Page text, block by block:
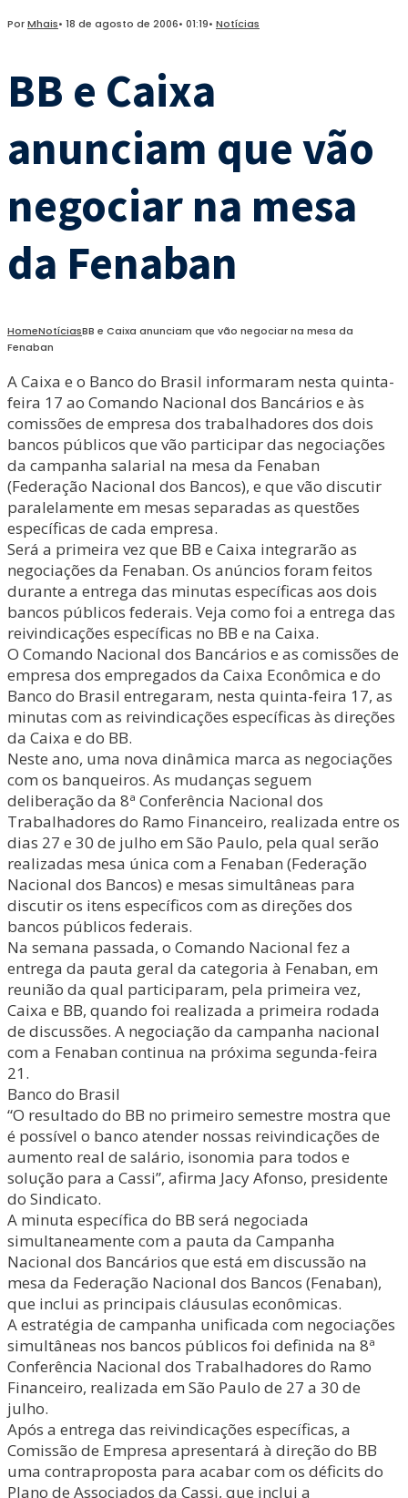
PorMhais• 18 de agosto de 2006• 01:19• Notícias
BB e Caixa
anunciam que vão
negociar na mesa
da Fenaban
HomeNotíciasBB e Caixa anunciam que vão negociar na mesa da
Fenaban
A Caixa e o Banco do Brasil informaram nesta quinta-
feira 17 ao Comando Nacional dos Bancários e às
comissões de empresa dos trabalhadores dos dois
bancos públicos que vão participar das negociações
da campanha salarial na mesa da Fenaban
(Federação Nacional dos Bancos), e que vão discutir
paralelamente em mesas separadas as questões
específicas de cada empresa.
Será a primeira vez que BB e Caixa integrarão as
negociações da Fenaban. Os anúncios foram feitos
durante a entrega das minutas específicas aos dois
bancos públicos federais. Veja como foi a entrega das
reivindicações específicas no BB e na Caixa.
O Comando Nacional dos Bancários e as comissões de
empresa dos empregados da Caixa Econômica e do
Banco do Brasil entregaram, nesta quinta-feira 17, as
minutas com as reivindicações específicas às direções
da Caixa e do BB.
Neste ano, uma nova dinâmica marca as negociações
com os banqueiros. As mudanças seguem
deliberação da 8ª Conferência Nacional dos
Trabalhadores do Ramo Financeiro, realizada entre os
dias 27 e 30 de julho em São Paulo, pela qual serão
realizadas mesa única com a Fenaban (Federação
Nacional dos Bancos) e mesas simultâneas para
discutir os itens específicos com as direções dos
bancos públicos federais.
Na semana passada, o Comando Nacional fez a
entrega da pauta geral da categoria à Fenaban, em
reunião da qual participaram, pela primeira vez,
Caixa e BB, quando foi realizada a primeira rodada
de discussões. A negociação da campanha nacional
com a Fenaban continua na próxima segunda-feira
21.
Banco do Brasil
“O resultado do BB no primeiro semestre mostra que
é possível o banco atender nossas reivindicações de
aumento real de salário, isonomia para todos e
solução para a Cassi”, afirma Jacy Afonso, presidente
do Sindicato.
A minuta específica do BB será negociada
simultaneamente com a pauta da Campanha
Nacional dos Bancários que está em discussão na
mesa da Federação Nacional dos Bancos (Fenaban),
que inclui as principais cláusulas econômicas.
A estratégia de campanha unificada com negociações
simultâneas nos bancos públicos foi definida na 8ª
Conferência Nacional dos Trabalhadores do Ramo
Financeiro, realizada em São Paulo de 27 a 30 de
julho.
Após a entrega das reivindicações específicas, a
Comissão de Empresa apresentará à direção do BB
uma contraproposta para acabar com os déficits do
Plano de Associados da Cassi, que inclui a